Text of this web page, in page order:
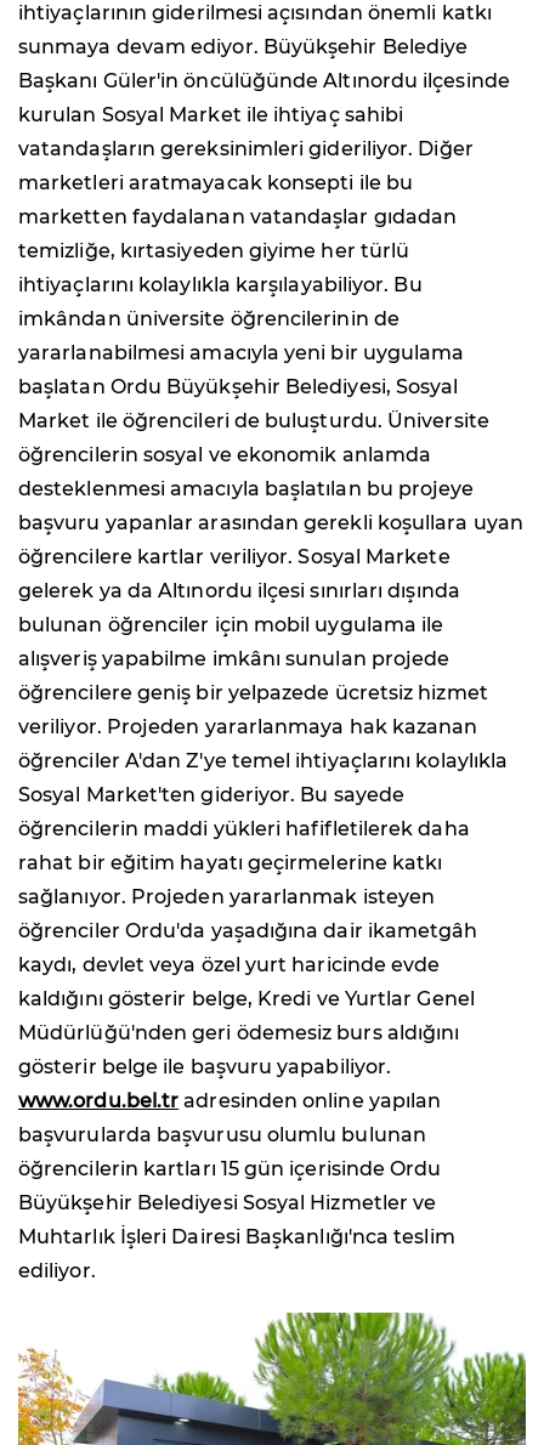
ihtiyaçlarının giderilmesi açısından önemli katkı
sunmaya devam ediyor. Büyükşehir Belediye
Başkanı Güler'in öncülüğünde Altınordu ilçesinde
kurulan Sosyal Market ile ihtiyaç sahibi
vatandaşların gereksinimleri gideriliyor. Diğer
marketleri aratmayacak konsepti ile bu
marketten faydalanan vatandaşlar gıdadan
temizliğe, kırtasiyeden giyime her türlü
ihtiyaçlarını kolaylıkla karşılayabiliyor. Bu
imkândan üniversite öğrencilerinin de
yararlanabilmesi amacıyla yeni bir uygulama
başlatan Ordu Büyükşehir Belediyesi, Sosyal
Market ile öğrencileri de buluşturdu. Üniversite
öğrencilerin sosyal ve ekonomik anlamda
desteklenmesi amacıyla başlatılan bu projeye
başvuru yapanlar arasından gerekli koşullara uyan
öğrencilere kartlar veriliyor. Sosyal Markete
gelerek ya da Altınordu ilçesi sınırları dışında
bulunan öğrenciler için mobil uygulama ile
alışveriş yapabilme imkânı sunulan projede
öğrencilere geniş bir yelpazede ücretsiz hizmet
veriliyor. Projeden yararlanmaya hak kazanan
öğrenciler A'dan Z'ye temel ihtiyaçlarını kolaylıkla
Sosyal Market'ten gideriyor. Bu sayede
öğrencilerin maddi yükleri hafifletilerek daha
rahat bir eğitim hayatı geçirmelerine katkı
sağlanıyor. Projeden yararlanmak isteyen
öğrenciler Ordu'da yaşadığına dair ikametgâh
kaydı, devlet veya özel yurt haricinde evde
kaldığını gösterir belge, Kredi ve Yurtlar Genel
Müdürlüğü'nden geri ödemesiz burs aldığını
gösterir belge ile başvuru yapabiliyor.
www.ordu.bel.tr adresinden online yapılan
başvurularda başvurusu olumlu bulunan
öğrencilerin kartları 15 gün içerisinde Ordu
Büyükşehir Belediyesi Sosyal Hizmetler ve
Muhtarlık İşleri Dairesi Başkanlığı'nca teslim
ediliyor.